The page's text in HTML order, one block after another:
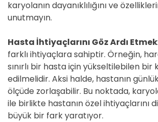
karyolanın dayanıklılığını ve
unutmayın.
Hasta İhtiyaçlarını Göz Ardı Etmek
farklı ihtiyaçlara sahiptir. Örneğin,
sınırlı bir hasta için yükseltilebilen
edilmelidir. Aksi halde, hastanın
ölçüde zorlaşabilir. Bu noktada,
ile birlikte hastanın özel ihtiyaçlarını
büyük bir fark yaratıyor.